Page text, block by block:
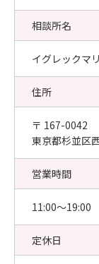
相談所名
イグレックマ
住所
〒 167-0042
東京都杉並区
営業時間
11:00〜19:00
定休日